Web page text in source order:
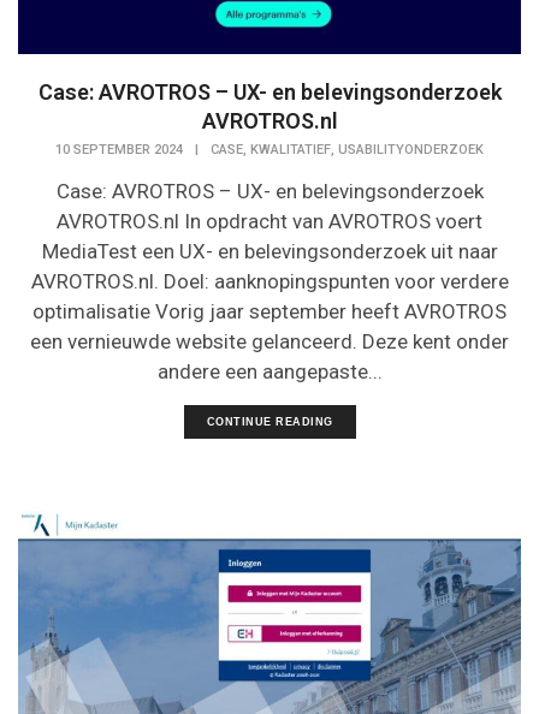
Case: AVROTROS – UX- en belevingsonderzoek
AVROTROS.nl
10 SEPTEMBER 2024 | CASE, KWALITATIEF, USABILITYONDERZOEK
Case: AVROTROS – UX- en belevingsonderzoek
AVROTROS.nl In opdracht van AVROTROS voert
MediaTest een UX- en belevingsonderzoek uit naar
AVROTROS.nl. Doel: aanknopingspunten voor verdere
optimalisatie Vorig jaar september heeft AVROTROS
een vernieuwde website gelanceerd. Deze kent onder
andere een aangepaste...
CONTINUE READING